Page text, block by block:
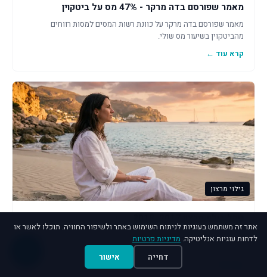
מאמר שפורסם בדה מרקר - 47% מס על ביטקוין
מאמר שפורסם בדה מרקר על כוונת רשות המסים למסות רווחים
מהביטקוין בשיעור מס שולי.
קרא עוד ←
גילוי מרצון
רשות המסים פרסמה נוהל חדש ומעודכן בקשר להליך "גילוי מרצון" על
נכסים והכנסות לא מדווחים.
אתר זה משתמש בעוגיות לניתוח השימוש באתר ולשיפור החוויה. תוכלו לאשר או
לדחות עוגיות אנליטיקה. מדיניות פרטיות
דחייה
אישור